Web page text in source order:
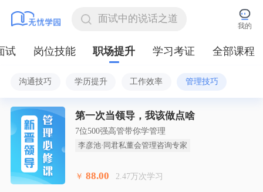
我的
试 岗位技能 职场提升 学习考证 全部课程
沟通技巧 学历提升 工作效率 管理技巧
沟通技巧 学历提升 工作效率 管理技巧
点击收起
第一次当领导，我该做点啥
7位500强高管带你学管理
李彦池·同君私董会管理咨询专家
￥ 88.00 2.47万次学习